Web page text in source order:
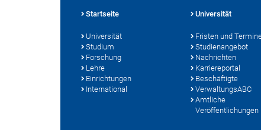
Startseite
Universität
Studium
Forschung
Lehre
Einrichtungen
International
Universität
Fristen und
Studienangebot
Nachrichten
Karriereportal
Beschäftigte
VerwaltungsABC
Amtliche
Veröffentlichungen